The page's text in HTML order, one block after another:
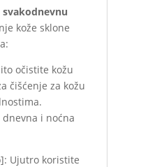
svakodnevnu
kože sklone
očistite kožu
čišćenje za kožu
i noćna
Ujutro koristite